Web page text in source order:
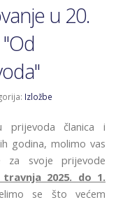
u 20.
Izložbe
prijevoda članica i
godina, molimo vas
za svoje prijevode
2025. do 1.
se što većem